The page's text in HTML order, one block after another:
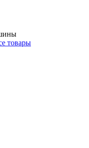
товары